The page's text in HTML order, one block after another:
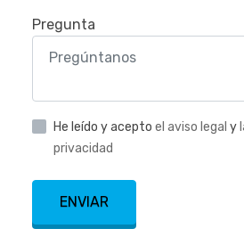
Pregunta
He leído y acepto el aviso legal y
privacidad
ENVIAR